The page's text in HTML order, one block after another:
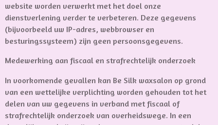
website worden verwerkt met het doel onze
dienstverlening verder te verbeteren. Deze gegevens
(bijvoorbeeld uw IP-adres, webbrowser en
besturingssysteem) zijn geen persoonsgegevens.
Medewerking aan fiscaal en strafrechtelijk onderzoek
In voorkomende gevallen kan Be Silk waxsalon op grond
van een wettelijke verplichting worden gehouden tot het
delen van uw gegevens in verband met fiscaal of
strafrechtelijk onderzoek van overheidswege. In een